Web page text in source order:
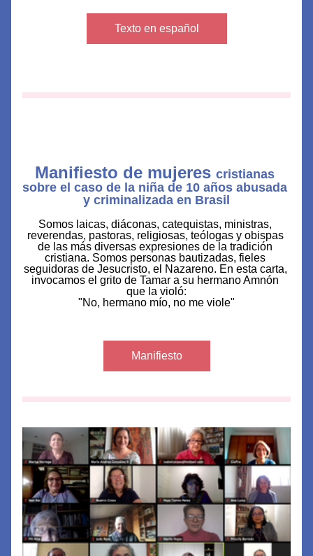
Texto en español
Manifiesto de mujeres cristianas
sobre el caso de la niña de 10 años abusada
y criminalizada en Brasil
Somos laicas, diáconas, catequistas, ministras,
reverendas, pastoras, religiosas, teólogas y obispas
de las más diversas expresiones de la tradición
cristiana. Somos personas bautizadas, fieles
seguidoras de Jesucristo, el Nazareno. En esta carta,
invocamos el grito de Tamar a su hermano Amnón
que la violó:
"No, hermano mío, no me viole"
Manifiesto